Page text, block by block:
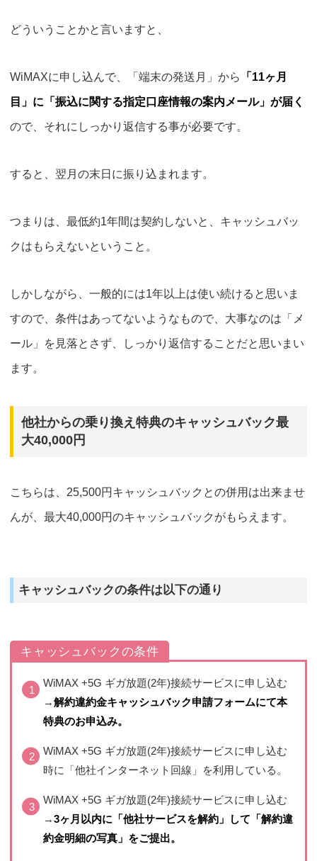
どういうことかと言いますと、
WiMAXに申し込んで、「端末の発送月」から 「11ヶ月
目」に「振込に関する指定口座情報の案内メール」が届く
ので、それにしっかり返信する事が必要です。
すると、翌月の末日に振り込まれます。
つまりは、 最低約1年間は契約しないと、キャッシュバッ
クはもらえないということ。
しかしながら、一般的には1年以上は使い続けると思いま
すので、条件はあってないようなもので、大事なのは「メ
ール」を見落とさず、しっかり返信することだと思いまい
ます。
他社からの乗り換え特典のキャッシュバック最
大40,000円
こちらは、25,500円キャッシュバックとの併用は出来ませ
んが、最大40,000円のキャッシュバックがもらえます。
キャッシュバックの条件は以下の通り
キャッシュバックの条件
WiMAX +5G ギガ放題(2年)接続サービスに申し込む
→解約違約金キャッシュバック申請フォームにて本
特典のお申込み。
WiMAX +5G ギガ放題(2年)接続サービスに申し込む
時に「他社インターネット回線」を利用している。
WiMAX +5G ギガ放題(2年)接続サービスに申し込む
→3ヶ月以内に「他社サービスを解約」して「解約違
約金明細の写真」をご提出。